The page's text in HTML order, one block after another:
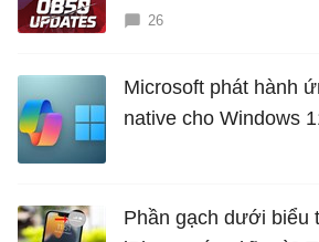
26
Microsoft phát hành
native cho Windows
Phần gạch dưới biểu